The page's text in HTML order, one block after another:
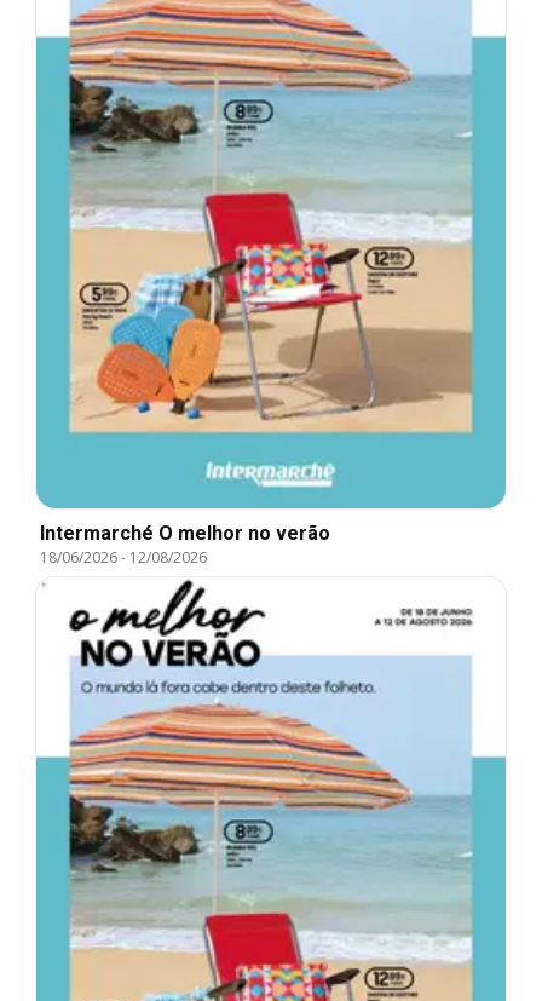
Intermarché O melhor no verão
18/06/2026- 12/08/2026